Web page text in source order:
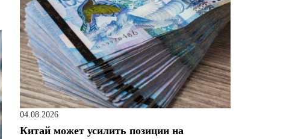
04.08.2026
Китай может усилить позиции на